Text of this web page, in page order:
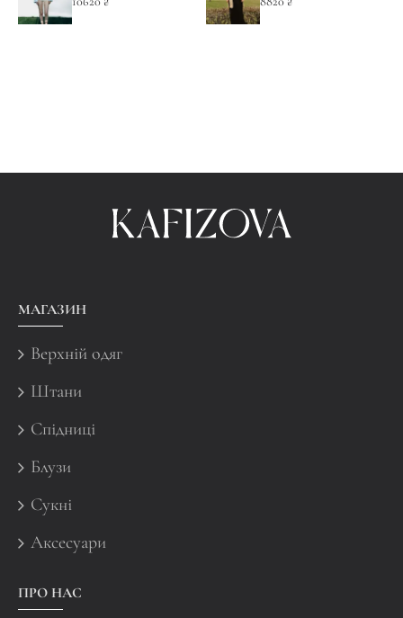
МАГАЗИН
Верхній одяг
Штани
Спідниці
Блузи
Сукні
Аксесуари
ПРО НАС